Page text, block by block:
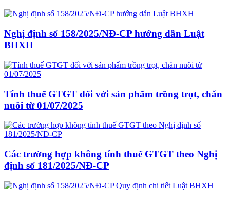
Nghị định số 158/2025/NĐ-CP hướng dẫn Luật
BHXH
Tính thuế GTGT đối với sản phẩm trồng trọt, chăn
nuôi từ 01/07/2025
Các trường hợp không tính thuế GTGT theo Nghị
định số 181/2025/NĐ-CP